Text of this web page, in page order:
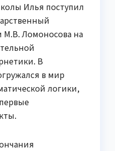
Илья поступил
М.В. Ломоносова на
В
в мир
логики,